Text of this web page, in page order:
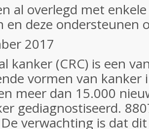
al overlegd met
en deze ondersteunen
2017
kanker (CRC) is een
vormen van kanker
meer dan 15.000
gediagnostiseerd.
verwachting is dat